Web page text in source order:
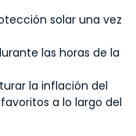
solar una vez
las horas de la
la inflación del
a lo largo del